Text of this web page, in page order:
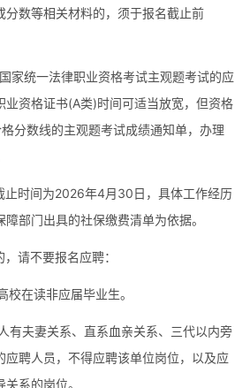
分数等相关材料的，须于报名截止前
家统一法律职业资格考试主观题考试的应
业资格证书(A类)时间可适当放宽，但资格
分数线的主观题考试成绩通知单，办理
止时间为2026年4月30日，具体工作经历
部门出具的社保缴费清单为依据。
请不要报名应聘：
校在读非应届毕业生。
有夫妻关系、直系血亲关系、三代以内旁
应聘人员，不得应聘该单位岗位，以及应
系的岗位。